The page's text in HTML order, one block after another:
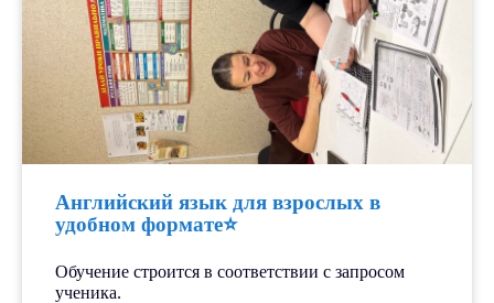
Английский язык для взрослых в
удобном формате⭐️
Обучение строится в соответствии с запросом
ученика.
Лицензированный
образовательный центр
«СкиллПлюс»
Возможность использовать
материнский капитал и